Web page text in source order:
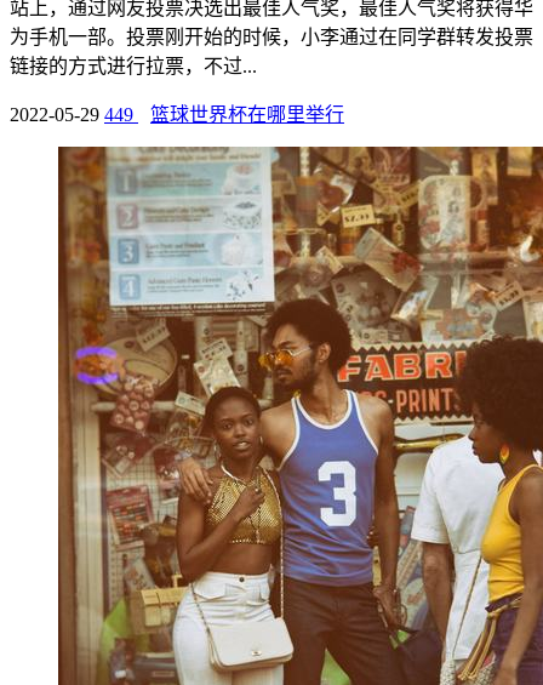
站上，通过网友投票决选出最佳人气奖，最佳人气奖将获得华
为手机一部。投票刚开始的时候，小李通过在同学群转发投票
链接的方式进行拉票，不过...
2022-05-29 449 篮球世界杯在哪里举行